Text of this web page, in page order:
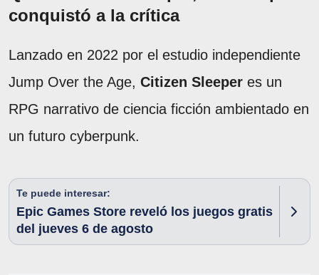
conquistó a la crítica
Lanzado en 2022 por el estudio independiente
Jump Over the Age, Citizen Sleeper es un
RPG narrativo de ciencia ficción ambientado en
un futuro cyberpunk.
Te puede interesar:
Epic Games Store reveló los juegos gratis
del jueves 6 de agosto